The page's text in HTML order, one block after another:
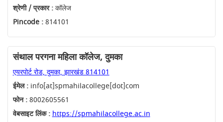
श्रेणी / प्रकार :कॉलेज
Pincode :814101
संथाल परगना महिला कॉलेज, दुमका
एयरपोर्ट रोड, दुमका, झारखंड 814101
ईमेल :info[at]spmahilacollege[dot]com
फोन :8002605561
वेबसाइट लिंक : https://spmahilacollege.ac.in